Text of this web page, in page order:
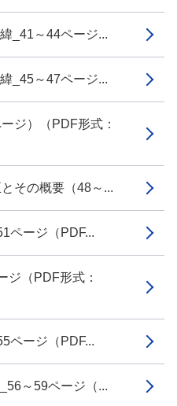
_41～44ページ...
_45～47ページ...
ジ）（PDF形式：
その概要（48～...
ページ（PDF...
ジ（PDF形式：
ページ（PDF...
～59ページ（...